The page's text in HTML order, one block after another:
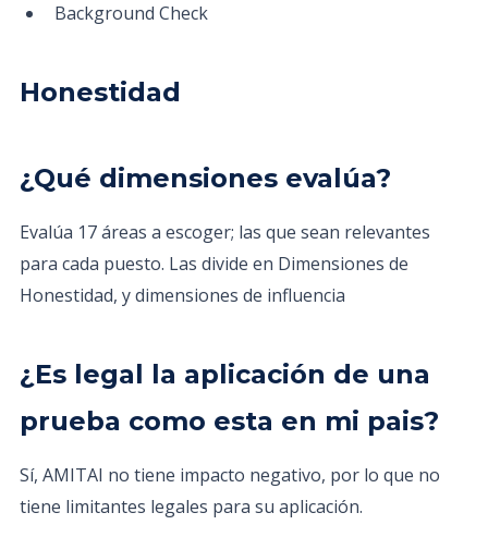
Background Check
Honestidad
¿Qué dimensiones evalúa?
Evalúa 17 áreas a escoger; las que sean relevantes
para cada puesto. Las divide en Dimensiones de
Honestidad, y dimensiones de influencia
¿Es legal la aplicación de una
prueba como esta en mi pais?
Sí, AMITAI no tiene impacto negativo, por lo que no
tiene limitantes legales para su aplicación.